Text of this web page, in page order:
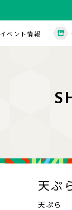
イベント情報
S
天ぷ
天ぷら